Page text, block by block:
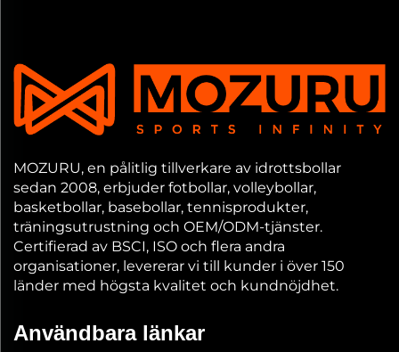
MOZURU, en pålitlig tillverkare av idrottsbollar
sedan 2008, erbjuder fotbollar, volleybollar,
basketbollar, basebollar, tennisprodukter,
träningsutrustning och OEM/ODM-tjänster.
Certifierad av BSCI, ISO och flera andra
organisationer, levererar vi till kunder i över 150
länder med högsta kvalitet och kundnöjdhet.
Användbara länkar